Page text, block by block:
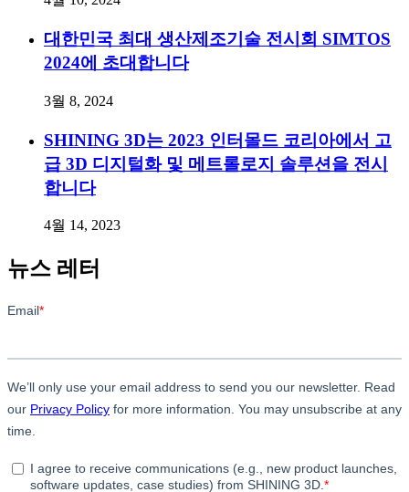
대한민국 최대 생산제조기술 전시회 SIMTOS
2024에 초대합니다
3월 8, 2024
SHINING 3D는 2023 인터몰드 코리아에서 고
급 3D 디지털화 및 메트롤로지 솔루션을 전시
합니다
4월 14, 2023
뉴스 레터